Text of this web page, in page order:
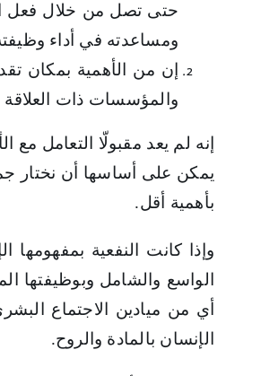
حتى تصل من خلال فعل
ومساعدته في أداء
إن من الأهمية بمكان
والمؤسسات ذات العلاقة
إنه لم يعد مقبولّا التعامل
يمكن على أساسها أن نختار
بأهمية أقل.
وإذا كانت النفعية
الواسع والشامل وبوظيفتها
أي من ميادين الاجتماع
الإنسان بالمادة والروح.